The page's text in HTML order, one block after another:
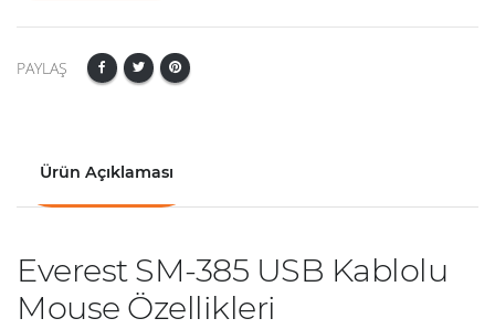
PAYLAŞ
Ürün Açıklaması
Everest SM-385 USB Kablolu
Mouse Özellikleri